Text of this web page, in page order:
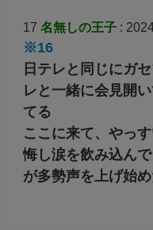
17 名無しの王子:
※16
日テレと同じにガ
レと一緒に会見開
てる
ここに来て、やっ
悔し涙を飲み込ん
が多勢声を上げ始